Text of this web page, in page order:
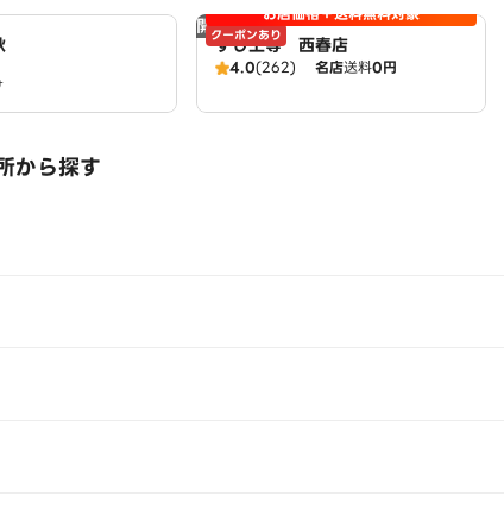
開店時間前
クーポンあり
お店価格＋送料無料対象
すし上等 西春店
4.0(262) 名店送料0円
から探す